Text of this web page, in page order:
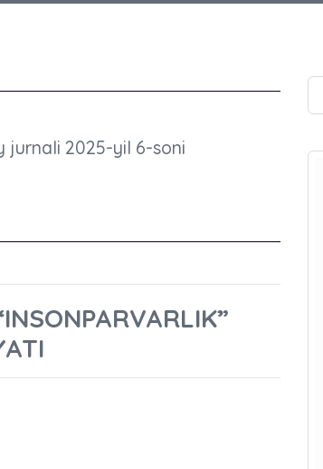
jurnali 2025-yil 6-soni